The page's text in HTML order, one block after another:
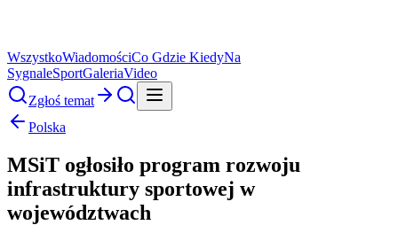
WszystkoWiadomościCo Gdzie KiedyNa
SygnaleSportGaleriaVideo
Zgłoś temat
Polska
MSiT ogłosiło program rozwoju
infrastruktury sportowej w
województwach